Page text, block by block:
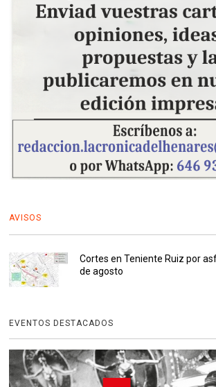
AVISOS
Cortes en Teniente Ruiz por
de agosto
EVENTOS DESTACADOS